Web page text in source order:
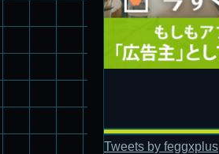
Tweets by feggxplus